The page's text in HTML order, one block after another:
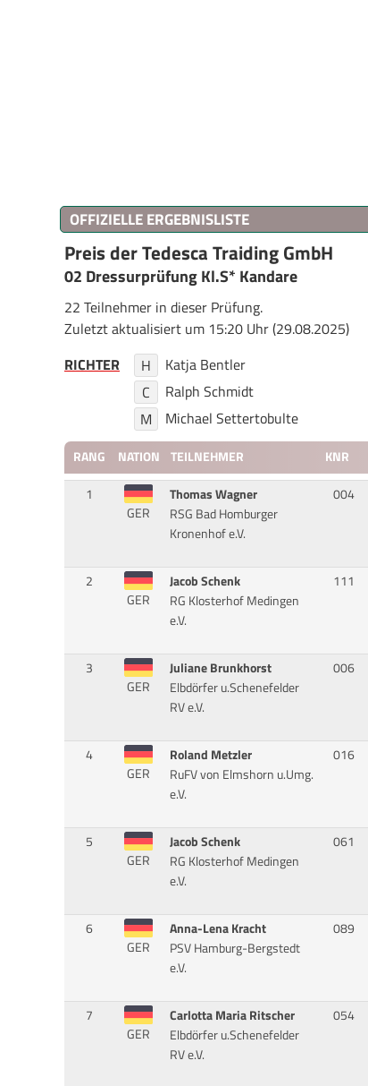
OFFIZIELLE ERGEBNISLISTE
Preis der Tedesca Traiding GmbH
02 Dressurprüfung Kl.S* Kandare
22 Teilnehmer in dieser Prüfung.
Zuletzt aktualisiert um 15:20 Uhr (29.08.2025)
RICHTER
H
Katja Bentler
C
Ralph Schmidt
M
Michael Settertobulte
RANG NATION TEILNEHMER KNR
1
GER
Thomas Wagner
RSG Bad Homburger
Kronenhof e.V.
004
2
GER
Jacob Schenk
RG Klosterhof Medingen
e.V.
111
3
GER
Juliane Brunkhorst
Elbdörfer u.Schenefelder
RV e.V.
006
4
GER
Roland Metzler
RuFV von Elmshorn u.Umg.
e.V.
016
5
GER
Jacob Schenk
RG Klosterhof Medingen
e.V.
061
6
GER
Anna-Lena Kracht
PSV Hamburg-Bergstedt
e.V.
089
7
GER
Carlotta Maria Ritscher
Elbdörfer u.Schenefelder
RV e.V.
054